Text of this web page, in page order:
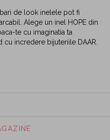
de look inelele pot fi
Alege un inel HOPE din
te cu imaginatia ta
cu incredere bijuteriile DAAR.